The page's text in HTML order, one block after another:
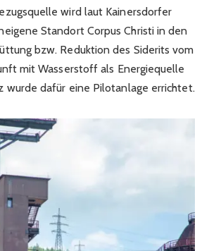
wird laut Kainersdorfer
Standort Corpus Christi in den
bzw. Reduktion des Siderits vom
mit Wasserstoff als Energiequelle
wurde dafür eine Pilotanlage errichtet.